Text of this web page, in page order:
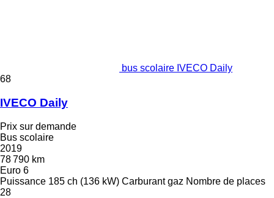
bus scolaire IVECO Daily
68
IVECO Daily
Prix sur demande
Bus scolaire
2019
78 790 km
Euro 6
Puissance 185 ch (136 kW) Carburant gaz Nombre de places
28